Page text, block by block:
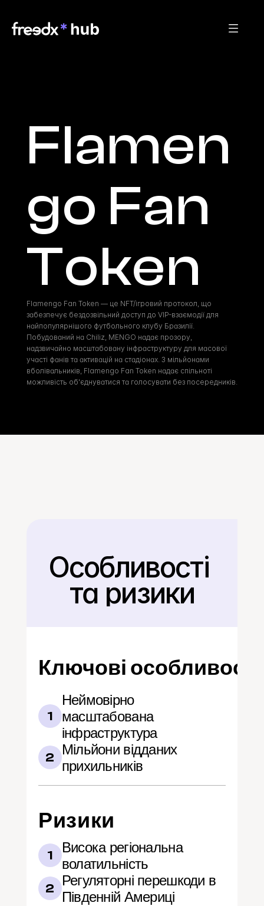
Flamen
go Fan
Token
Flamengo Fan Token — це NFT/ігровий протокол, що
забезпечує бездозвільний доступ до VIP-взаємодії для
найпопулярнішого футбольного клубу Бразилії.
Побудований на Chiliz, MENGO надає прозору,
надзвичайно масштабовану інфраструктуру для масової
участі фанів та активацій на стадіонах. З мільйонами
вболівальників, Flamengo Fan Token надає спільноті
можливість об'єднуватися та голосувати без посередників.
Назад
Особливості
та ризики
Ключові особливості
1
Неймовірно
масштабована
інфраструктура
2
Мільйони відданих
прихильників
Ризики
1
Висока регіональна
волатильність
2
Регуляторні перешкоди в
Південній Америці